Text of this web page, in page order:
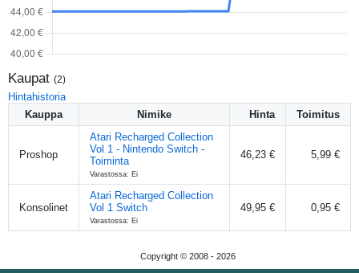
Kaupat (2)
Hintahistoria
Kauppa
Nimike Hinta Toimitus
Proshop
Atari Recharged Collection
Vol 1 - Nintendo Switch -
Toiminta
Varastossa: Ei
46,23 € 5,99 €
Konsolinet
Atari Recharged Collection
Vol 1 Switch
Varastossa: Ei
49,95 € 0,95 €
Copyright © 2008 - 2026